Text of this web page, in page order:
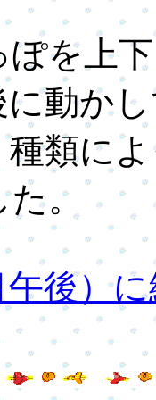
ぽを上
動か
類に
。
後）